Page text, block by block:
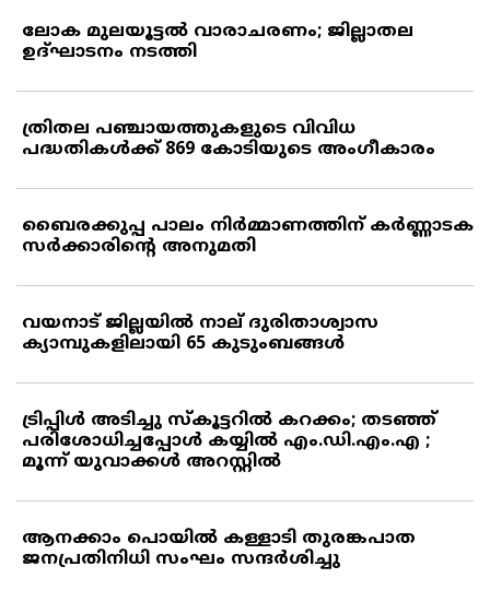
ലോക മുലയൂട്ടല്‍ വാരാചരണം; ജില്ലാതല
ഉദ്ഘാടനം നടത്തി
ത്രിതല പഞ്ചായത്തുകളുടെ വിവിധ
പദ്ധതികള്‍ക്ക് 869 കോടിയുടെ അംഗീകാരം
ബൈരക്കുപ്പ പാലം നിര്‍മ്മാണത്തിന് കര്‍ണ്ണാടക
സര്‍ക്കാരിന്റെ അനുമതി
വയനാട് ജില്ലയില്‍ നാല് ദുരിതാശ്വാസ
ക്യാമ്പുകളിലായി 65 കുടുംബങ്ങള്‍
ട്രിപ്പിള്‍ അടിച്ചു സ്‌കൂട്ടറില്‍ കറക്കം; തടഞ്ഞ്
പരിശോധിച്ചപ്പോള്‍ കയ്യില്‍ എം.ഡി.എം.എ ;
മൂന്ന് യുവാക്കള്‍ അറസ്റ്റില്‍
ആനക്കാം പൊയില്‍ കള്ളാടി തുരങ്കപാത
ജനപ്രതിനിധി സംഘം സന്ദര്‍ശിച്ചു